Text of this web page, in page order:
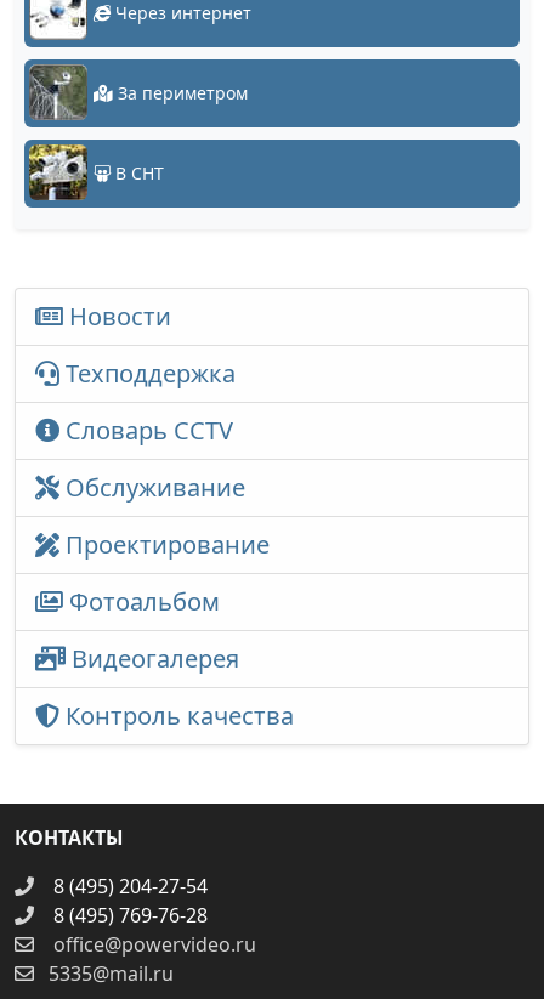
Через интернет
За периметром
В СНТ
Новости
Техподдержка
Словарь CCTV
Обслуживание
Проектирование
Фотоальбом
Видеогалерея
Контроль качества
КОНТАКТЫ
8 (495) 204-27-54
8 (495) 769-76-28
office@powervideo.ru
5335@mail.ru